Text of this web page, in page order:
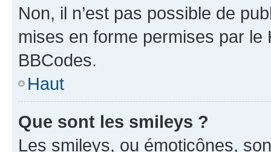
Non, il n’est pas possible de
mises en forme permises par
BBCodes.
Haut
Que sont les smileys ?
Les smileys, ou émoticônes,